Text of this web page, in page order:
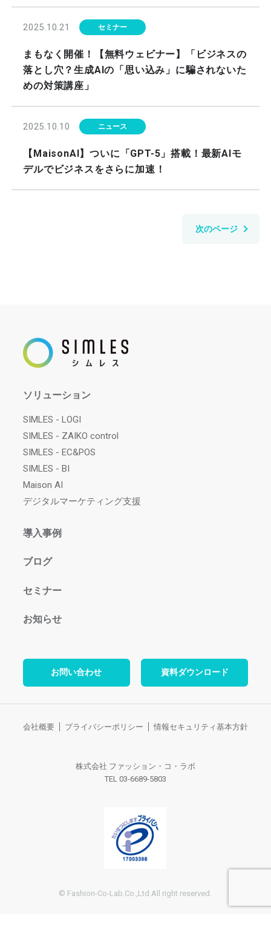
2025.10.21 セミナー
まもなく開催！【無料ウェビナー】「ビジネスの
落とし穴？生成AIの「思い込み」に騙されないた
めの対策講座」
2025.10.10 ニュース
【MaisonAI】ついに「GPT-5」搭載！最新AIモ
デルでビジネスをさらに加速！
次のページ
ソリューション
SIMLES - LOGI
SIMLES - ZAIKO control
SIMLES - EC&POS
SIMLES - BI
Maison AI
デジタルマーケティング支援
導入事例
ブログ
セミナー
お知らせ
お問い合わせ 資料ダウンロード
会社概要 プライバシーポリシー 情報セキュリティ基本方針
株式会社 ファッション・コ・ラボ
TEL 03-6689-5803
© Fashion-Co-Lab.Co.,Ltd.All right reserved.